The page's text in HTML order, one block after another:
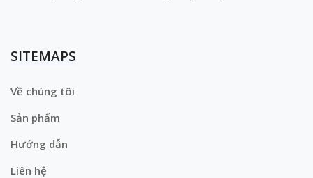
SITEMAPS
Về chúng tôi
Sản phẩm
Hướng dẫn
Liên hệ